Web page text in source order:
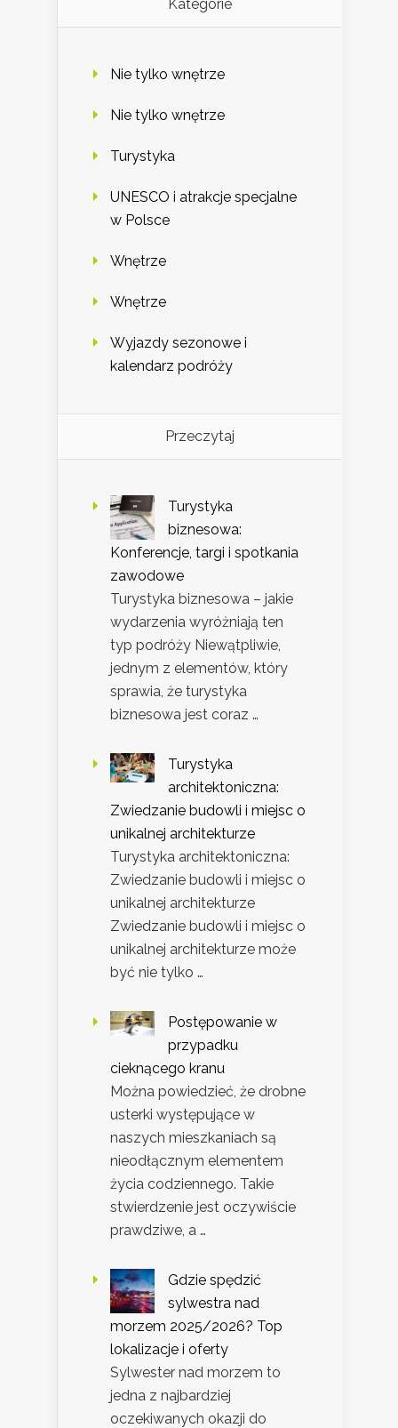
Kategorie
Nie tylko wnętrze
Nie tylko wnętrze
Turystyka
UNESCO i atrakcje specjalne
w Polsce
Wnętrze
Wnętrze
Wyjazdy sezonowe i
kalendarz podróży
Przeczytaj
Turystyka
biznesowa:
Konferencje, targi i spotkania
zawodowe
Turystyka biznesowa – jakie
wydarzenia wyróżniają ten
typ podróży Niewątpliwie,
jednym z elementów, który
sprawia, że turystyka
biznesowa jest coraz …
Turystyka
architektoniczna:
Zwiedzanie budowli i miejsc o
unikalnej architekturze
Turystyka architektoniczna:
Zwiedzanie budowli i miejsc o
unikalnej architekturze
Zwiedzanie budowli i miejsc o
unikalnej architekturze może
być nie tylko …
Postępowanie w
przypadku
cieknącego kranu
Można powiedzieć, że drobne
usterki występujące w
naszych mieszkaniach są
nieodłącznym elementem
życia codziennego. Takie
stwierdzenie jest oczywiście
prawdziwe, a …
Gdzie spędzić
sylwestra nad
morzem 2025/2026? Top
lokalizacje i oferty
Sylwester nad morzem to
jedna z najbardziej
oczekiwanych okazji do